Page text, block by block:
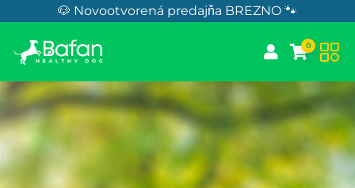
Skip to Content🐶 Novootvorená predajňa BREZNO 🐾
0